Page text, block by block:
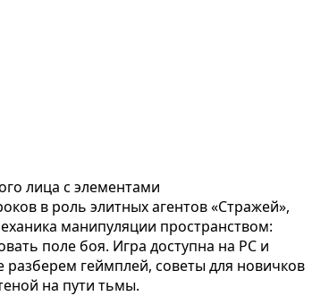
лица с элементами
в роль элитных агентов «Стражей»,
манипуляции пространством:
поле боя. Игра доступна на PC и
геймплей, советы для новичков
на пути тьмы.